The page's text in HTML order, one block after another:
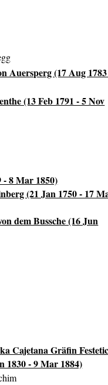
Auersperg (17 Aug
(13 Feb 1791 - 5 Nov
- 8 Mar 1850)
(21 Jan 1750 - 17
dem Bussche (16 Jun
Cajetana Gräfin
1830 - 9 Mar 1884)